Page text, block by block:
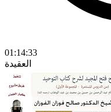
01:14:33
العقيدة